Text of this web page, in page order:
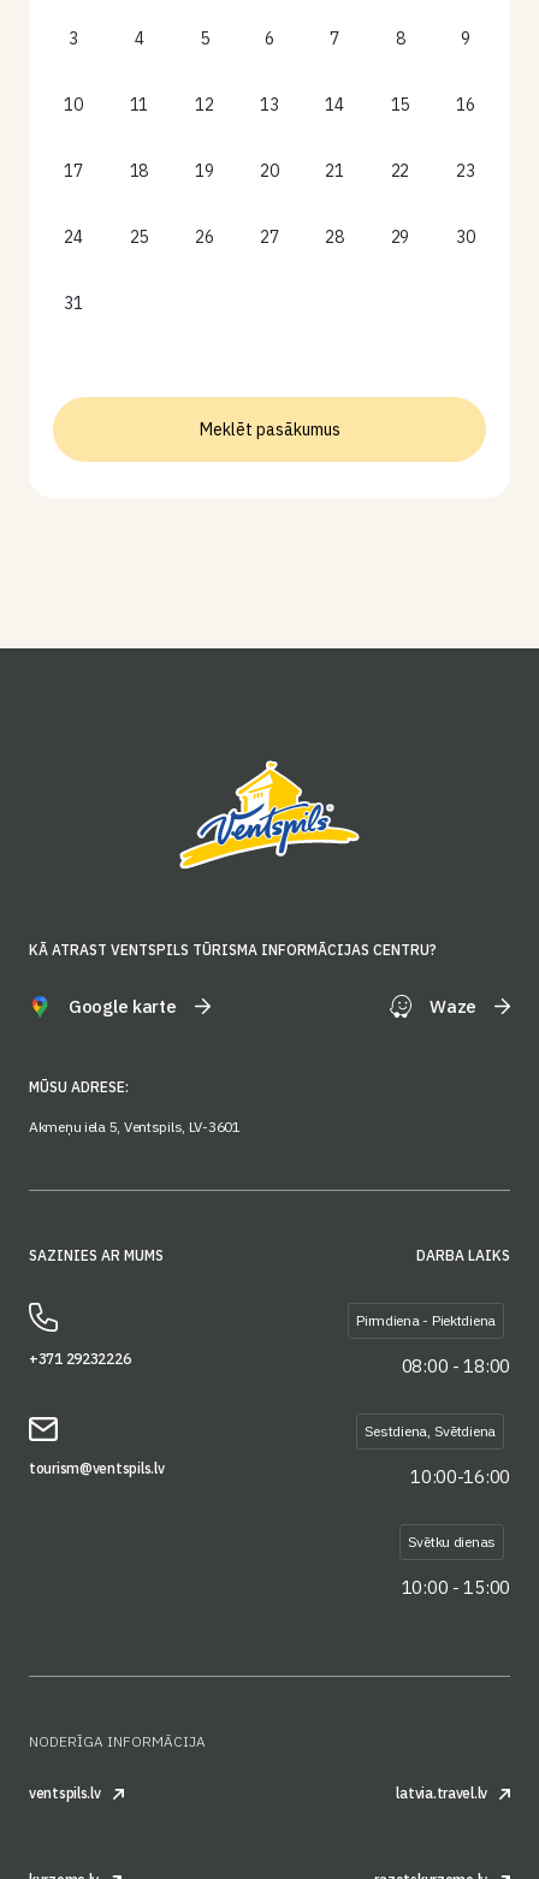
3 4 5 6 7 8 9
10 11 12 13 14 15 16
17 18 19 20 21 22 23
24 25 26 27 28 29 30
31
Meklēt pasākumus
KĀ ATRAST VENTSPILS TŪRISMA INFORMĀCIJAS CENTRU?
Google karte Waze
MŪSU ADRESE:
Akmeņu iela 5, Ventspils, LV-3601
SAZINIES AR MUMS
+371 29232226
tourism@ventspils.lv
DARBA LAIKS
Pirmdiena - Piektdiena
08:00 - 18:00
Sestdiena, Svētdiena
10:00-16:00
Svētku dienas
10:00 - 15:00
NODERĪGA INFORMĀCIJA
ventspils.lv latvia.travel.lv